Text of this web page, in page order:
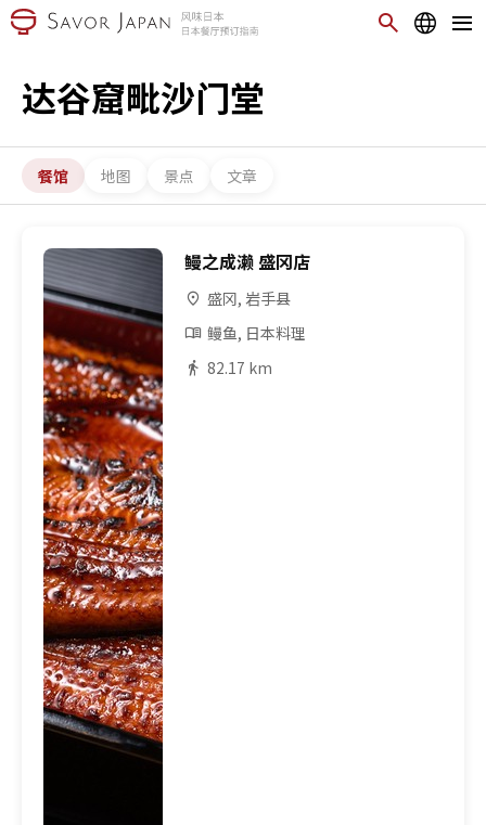
达谷窟毗沙门堂
餐馆 地图 景点 文章
鳗之成濑 盛冈店
盛冈, 岩手县
鳗鱼, 日本料理
82.17 km